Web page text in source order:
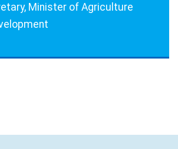
Minister of Agriculture